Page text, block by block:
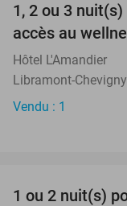
1, 2 ou 3
accès au
Hôtel L'Amandier
Libramont-Chevigny
Vendu : 1
1 ou 2 nuit(s)